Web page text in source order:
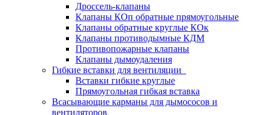
Дроссель-клапаны
Клапаны КОп обратные прямоугольные
Клапаны обратные круглые КОк
Клапаны противодымные КДМ
Противопожарные клапаны
Клапаны дымоудаления
Гибкие вставки для вентиляции
Вставки гибкие круглые
Прямоугольная гибкая вставка
Всасывающие карманы для дымососов и
вентиляторов